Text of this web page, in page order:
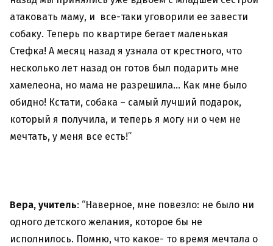
атаковать маму, и все-таки уговорили ее завести
собаку. Теперь по квартире бегает маленькая
Стефка! А месяц назад я узнала от крестного, что
несколько лет назад он готов был подарить мне
хамелеона, но мама не разрешила… Как мне было
обидно! Кстати, собака – самый лучший подарок,
который я получила, и теперь я могу ни о чем не
мечтать, у меня все есть!”
Вера, учитель: “Наверное, мне повезло: не было ни
одного детского желания, которое бы не
исполнилось. Помню, что какое- то время мечтала о